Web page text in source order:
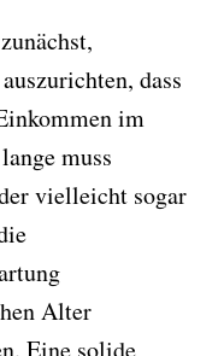
dass
im
muss
vielleicht sogar
Alter